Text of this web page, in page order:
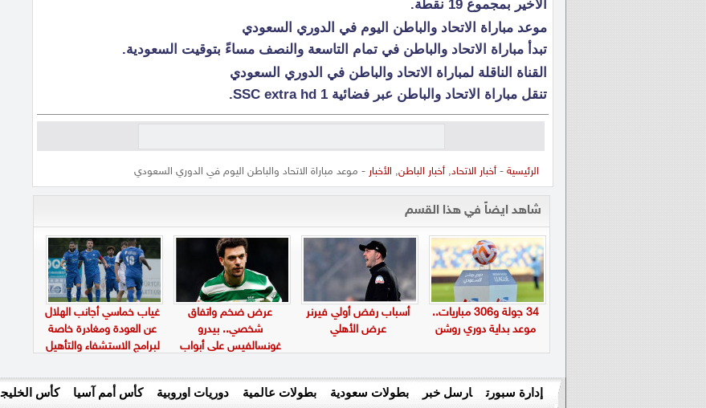
الأخير بمجموع 19 نقطة.
موعد مباراة الاتحاد والباطن اليوم في الدوري السعودي
تبدأ مباراة الاتحاد والباطن في تمام التاسعة والنصف مساءً بتوقيت السعودية.
القناة الناقلة لمباراة الاتحاد والباطن في الدوري السعودي
تنقل مباراة الاتحاد والباطن عبر فضائية SSC extra hd 1.
الرئيسية -أخبار الاتحاد,أخبار الباطن, الأخبار - موعد مباراة الاتحاد والباطن اليوم في الدوري السعودي
شاهد ايضاً في هذا القسم
34 جولة و306 مباريات..
موعد بداية دوري روشن
أسباب رفض أولي فيرنر
عرض الأهلي
عرض ضخم واتفاق
شخصي.. بيدرو
غونسالفيس على أبواب
غياب خماسي أجانب الهلال
عن العودة ومغادرة خاصة
لبرامج الاستشفاء والتأهيل
إدارة سبورت ارسل خبر بطولات سعودية بطولات عالمية دوريات اوروبية كأس أمم آسيا كأس الخليج